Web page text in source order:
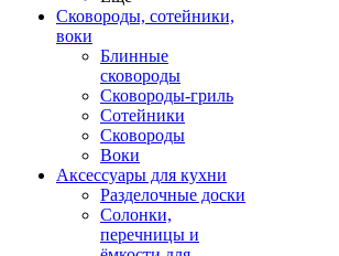
Сковороды, сотейники,
воки
Блинные
сковороды
Сковороды-гриль
Сотейники
Сковороды
Воки
Аксессуары для кухни
Разделочные доски
Солонки,
перечницы и